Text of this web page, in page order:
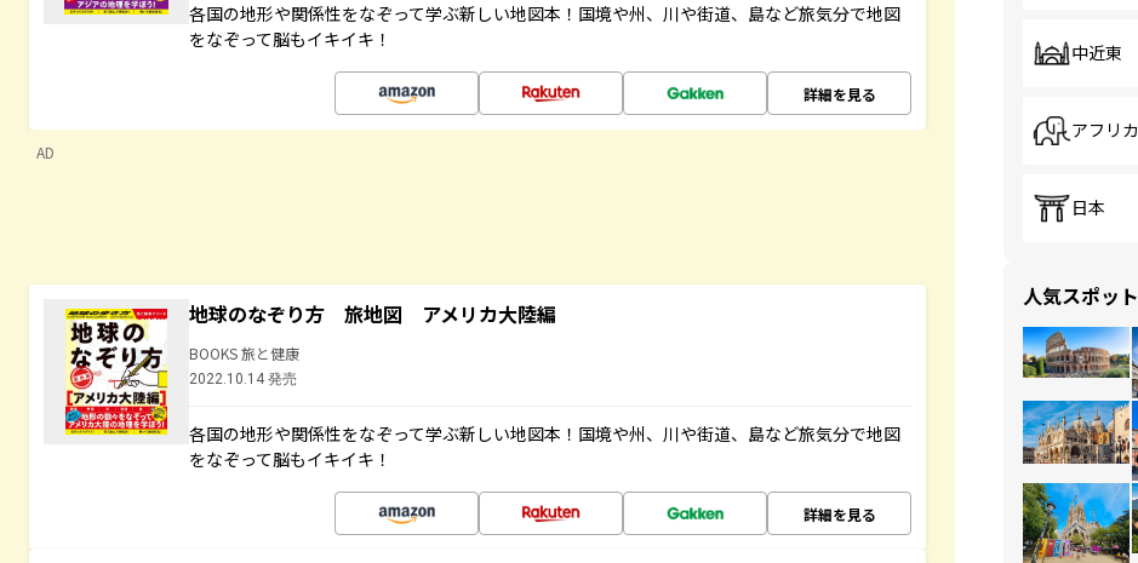
各国の地形や関係性をなぞって学ぶ新しい地図本！国境や州、川や街道、島など旅気分で地図
をなぞって脳もイキイキ！
詳細を見る
AD
地球のなぞり方 旅地図 アメリカ大陸編
BOOKS 旅と健康
2022.10.14 発売
各国の地形や関係性をなぞって学ぶ新しい地図本！国境や州、川や街道、島など旅気分で地図
をなぞって脳もイキイキ！
詳細を見る
中近東
アフリカ
日本
人気スポット